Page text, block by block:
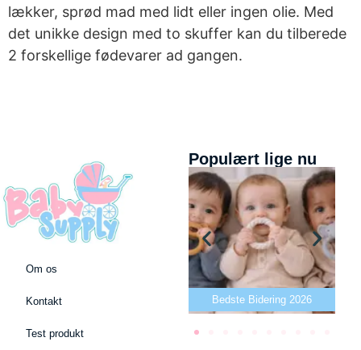
lækker, sprød mad med lidt eller ingen olie. Med
det unikke design med to skuffer kan du tilberede
2 forskellige fødevarer ad gangen.
Om os
Kontakt
Test produkt
Populært lige nu
Bedste puslepude 2026 Bedste Bidering 2026